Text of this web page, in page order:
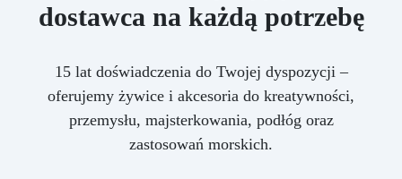
dostawca na każdą potrzebę
15 lat doświadczenia do Twojej dyspozycji –
oferujemy żywice i akcesoria do kreatywności,
przemysłu, majsterkowania, podłóg oraz
zastosowań morskich.